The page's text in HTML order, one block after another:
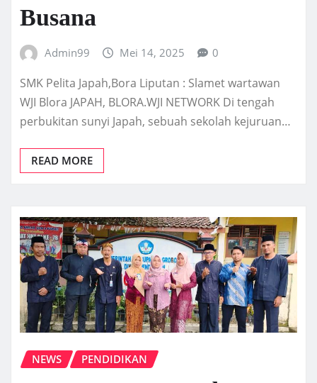
Busana
Admin99 Mei 14, 2025 0
SMK Pelita Japah,Bora Liputan : Slamet wartawan
WJI Blora JAPAH, BLORA.WJI NETWORK Di tengah
perbukitan sunyi Japah, sebuah sekolah kejuruan…
READ MORE
NEWS PENDIDIKAN